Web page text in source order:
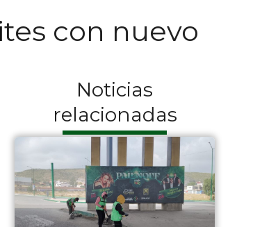
con nuevo
Noticias
relacionadas